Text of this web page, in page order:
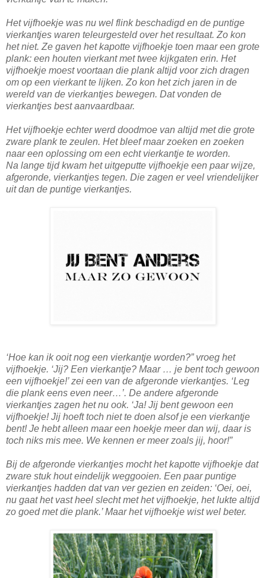
Het vijfhoekje was nu wel flink beschadigd en de puntige
vierkantjes waren teleurgesteld over het resultaat. Zo kon
het niet. Ze gaven het kapotte vijfhoekje toen maar een grote
plank: een houten vierkant met twee kijkgaten erin. Het
vijfhoekje moest voortaan die plank altijd voor zich dragen
om op een vierkant te lijken. Zo kon het zich jaren in de
wereld van de vierkantjes bewegen. Dat vonden de
vierkantjes best aanvaardbaar.
Het vijfhoekje echter werd doodmoe van altijd met die grote
zware plank te zeulen. Het bleef maar zoeken en zoeken
naar een oplossing om een echt vierkantje te worden.
Na lange tijd kwam het uitgeputte vijfhoekje een paar wijze,
afgeronde, vierkantjes tegen. Die zagen er veel vriendelijker
uit dan de puntige vierkantjes.
‘Hoe kan ik ooit nog een vierkantje worden?” vroeg het
vijfhoekje. ‘Jij? Een vierkantje? Maar … je bent toch gewoon
een vijfhoekje!’ zei een van de afgeronde vierkantjes. ‘Leg
die plank eens even neer…’. De andere afgeronde
vierkantjes zagen het nu ook. ‘Ja! Jij bent gewoon een
vijfhoekje! Jij hoeft toch niet te doen alsof je een vierkantje
bent! Je hebt alleen maar een hoekje meer dan wij, daar is
toch niks mis mee. We kennen er meer zoals jij, hoor!”
Bij de afgeronde vierkantjes mocht het kapotte vijfhoekje dat
zware stuk hout eindelijk weggooien. Een paar puntige
vierkantjes hadden dat van ver gezien en zeiden: ‘Oei, oei,
nu gaat het vast heel slecht met het vijfhoekje, het lukte altijd
zo goed met die plank.’ Maar het vijfhoekje wist wel beter.